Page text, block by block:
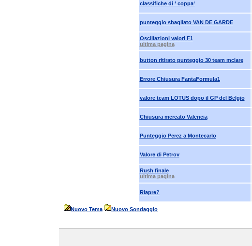
classifiche di ‘ coppa‘
punteggio sbagliato VAN DE GARDE
Oscillazioni valori F1
ultima pagina
button ritirato punteggio 30 team mclare
Errore Chiusura FantaFormula1
valore team LOTUS dopo il GP del Belgio
Chiusura mercato Valencia
Punteggio Perez a Montecarlo
Valore di Petrov
Rush finale
ultima pagina
Riapre?
Nuovo Tema
Nuovo Sondaggio